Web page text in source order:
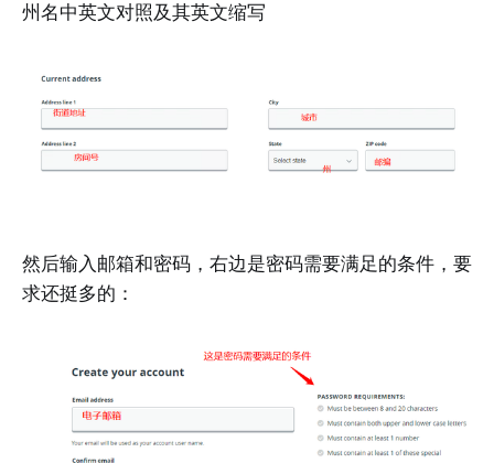
州名中英文对照及其英文缩写
然后输入邮箱和密码，右边是密码需要满足的条件，要
求还挺多的：